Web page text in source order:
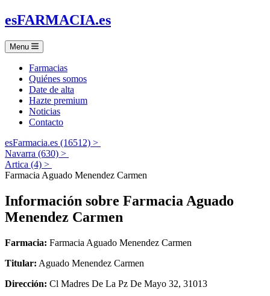
esFARMACIA.es
Menu
Farmacias
Quiénes somos
Date de alta
Hazte premium
Noticias
Contacto
esFarmacia.es (16512) >
Navarra (630) >
Artica (4) >
Farmacia Aguado Menendez Carmen
Información sobre Farmacia Aguado
Menendez Carmen
Farmacia: Farmacia Aguado Menendez Carmen
Titular: Aguado Menendez Carmen
Dirección: Cl Madres De La Pz De Mayo 32, 31013